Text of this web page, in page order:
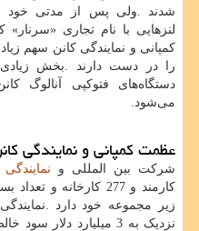
شدند.ولی پس از مدتی خود
لنزهایی با نام تجاری «سرنار»
کمپانی و نمایندگی کانن سهم
را در دست دارند .بخش
دستگاه‌های فتوکپی آنالوگ
می‌شود.
عظمت کمپانی و نمایندگی
شرکت بین المللی و
کارمند و 277 کارخانه
زیر مجموعه خود دارد .
نزدیک به 3 ميليارد